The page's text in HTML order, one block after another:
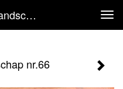
Sjane De Haan - Abstract Landschap Nr.66
nr.66